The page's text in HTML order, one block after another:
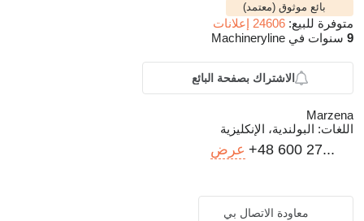
بائع موثوق (معتمد)
متوفرة للبيع: 24606 إعلانات
9 سنوات في Machineryline
الاشتراك بصفحة البائع
Marzena
اللغات: البولندية، الإنكليزية
+48 600 27... عرض
معاودة الاتصال بي